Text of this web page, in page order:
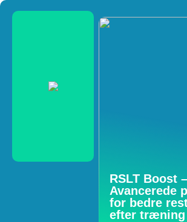
RSLT Boost –
Avancerede
for bedre
efter træning